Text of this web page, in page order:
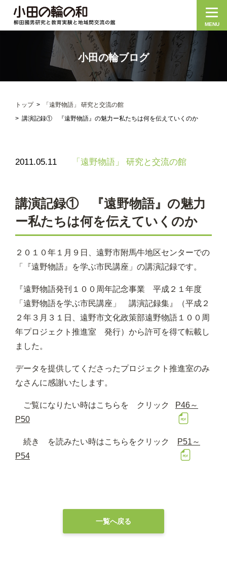
MENU
小田の輪ブログ
トップ
「遠野物語」 研究と交流の館
講演記録① 『遠野物語』の魅力ー私たちは何を伝えていくのか
2011.05.11 「遠野物語」 研究と交流の館
講演記録① 『遠野物語』の魅力
ー私たちは何を伝えていくのか
２０１０年１月９日、遠野市附馬牛地区センターでの
「『遠野物語』を学ぶ市民講座」の講演記録です。
『遠野物語発刊１００周年記念事業 平成２１年度
「遠野物語を学ぶ市民講座」 講演記録集』（平成２
２年３月３１日、遠野市文化政策部遠野物語１００周
年プロジェクト推進室 発行）から許可を得て転載し
ました。
データを提供してくださったプロジェクト推進室のみ
なさんに感謝いたします。
ご覧になりたい時はこちらを クリック
P46～
P50
続き を読みたい時はこちらをクリック
P51～
P54
一覧へ戻る